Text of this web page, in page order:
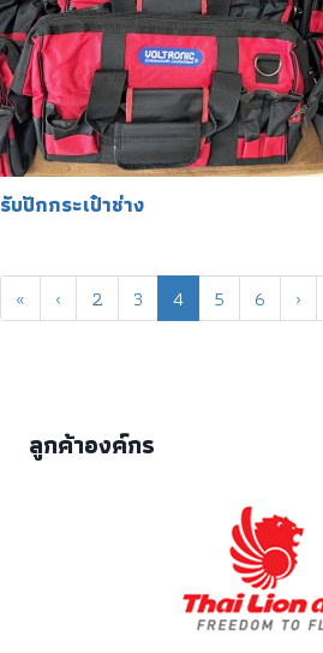
รับปักกระเป๋าช่าง
« ‹ 2 3 4 5 6 ›
ลูกค้าองค์กร